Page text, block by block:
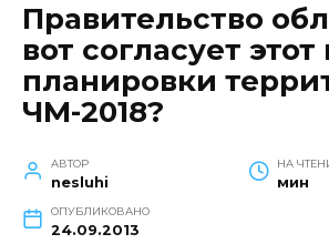
Правительство
вот согласует
планировки
ЧМ-2018?
АВТОР
nesluhi
НА
мин
ОПУБЛИКОВАНО
24.09.2013